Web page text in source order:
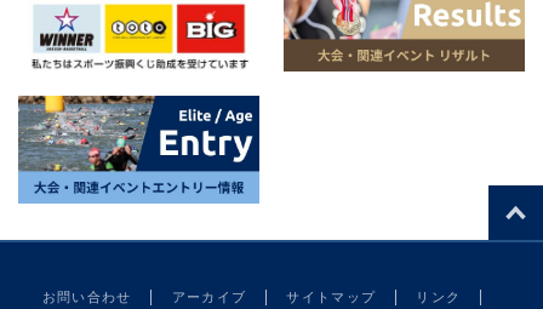
お問い合わせ アーカイブ サイトマップ リンク